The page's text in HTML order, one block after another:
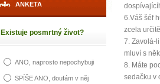
ANKETA
Existuje posmrtný život?
ANO, naprosto nepochybuji
SPÍŠE ANO, doufám v něj
6.Váš šéf
zcela
7. Zavolá-
mluví s
8. Máte
sedačku v